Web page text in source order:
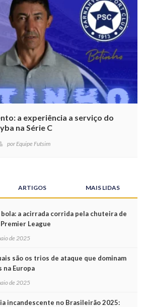
a experiência a serviço do
na Série C
por Equipe Futsim
ARTIGOS MAIS LIDAS
bola: a acirrada corrida pela chuteira de
League
de 2025
são os trios de ataque que dominam
na Europa
de 2025
incandescente no Brasileirão 2025: